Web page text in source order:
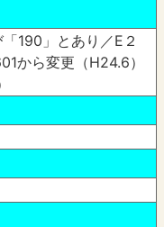
190」とあり／E２
から変更（H24.6）